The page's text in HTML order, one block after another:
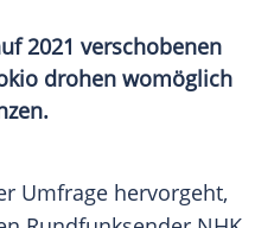
2021 verschobenen
drohen womöglich
Umfrage hervorgeht,